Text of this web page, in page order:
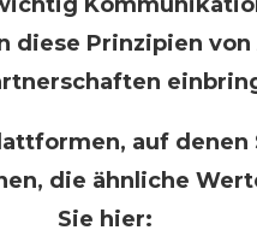
diese Prinzipien
auf denen
die ähnliche
Sie hier: